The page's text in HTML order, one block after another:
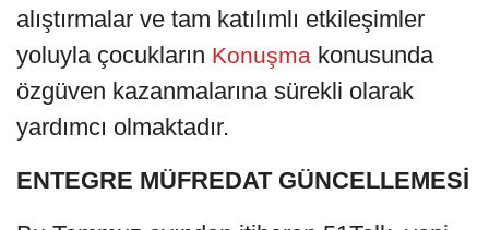
alıştırmalar ve tam katılımlı etkileşimler
yoluyla çocukların Konuşma konusunda
özgüven kazanmalarına sürekli olarak
yardımcı olmaktadır.
ENTEGRE MÜFREDAT GÜNCELLEMESİ